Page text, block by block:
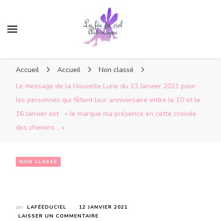
Accueil Accueil
Non classé
Le message de la Nouvelle Lune du 13 Janvier 2021 pour
les personnes qui fêtent leur anniversaire entre le 10 et le
16 Janvier est » Je marque ma présence en cette croisée
des chemins .. »
NON CLASSÉ
par LAFÉEDUCIEL
12 JANVIER 2021
LAISSER UN COMMENTAIRE